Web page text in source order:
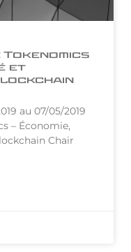
et
au 07/05/2019
– Économie,
Chair